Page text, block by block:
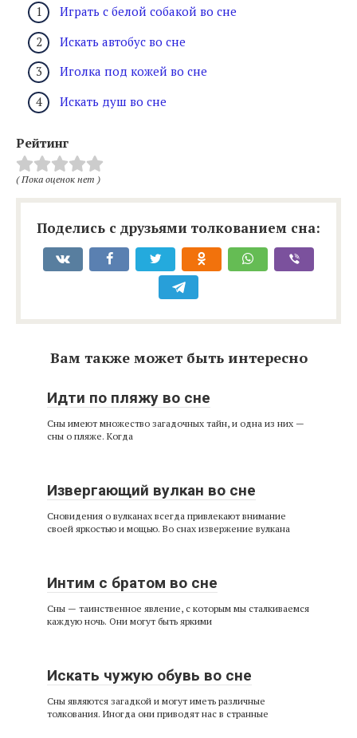
Играть с белой собакой во сне
Искать автобус во сне
Иголка под кожей во сне
Искать душ во сне
Рейтинг
( Пока оценок нет )
Поделись с друзьями толкованием сна:
Вам также может быть интересно
Идти по пляжу во сне
Сны имеют множество загадочных тайн, и одна из них —
сны о пляже. Когда
Извергающий вулкан во сне
Сновидения о вулканах всегда привлекают внимание
своей яркостью и мощью. Во снах извержение вулкана
Интим с братом во сне
Сны — таинственное явление, с которым мы сталкиваемся
каждую ночь. Они могут быть яркими
Искать чужую обувь во сне
Сны являются загадкой и могут иметь различные
толкования. Иногда они приводят нас в странные